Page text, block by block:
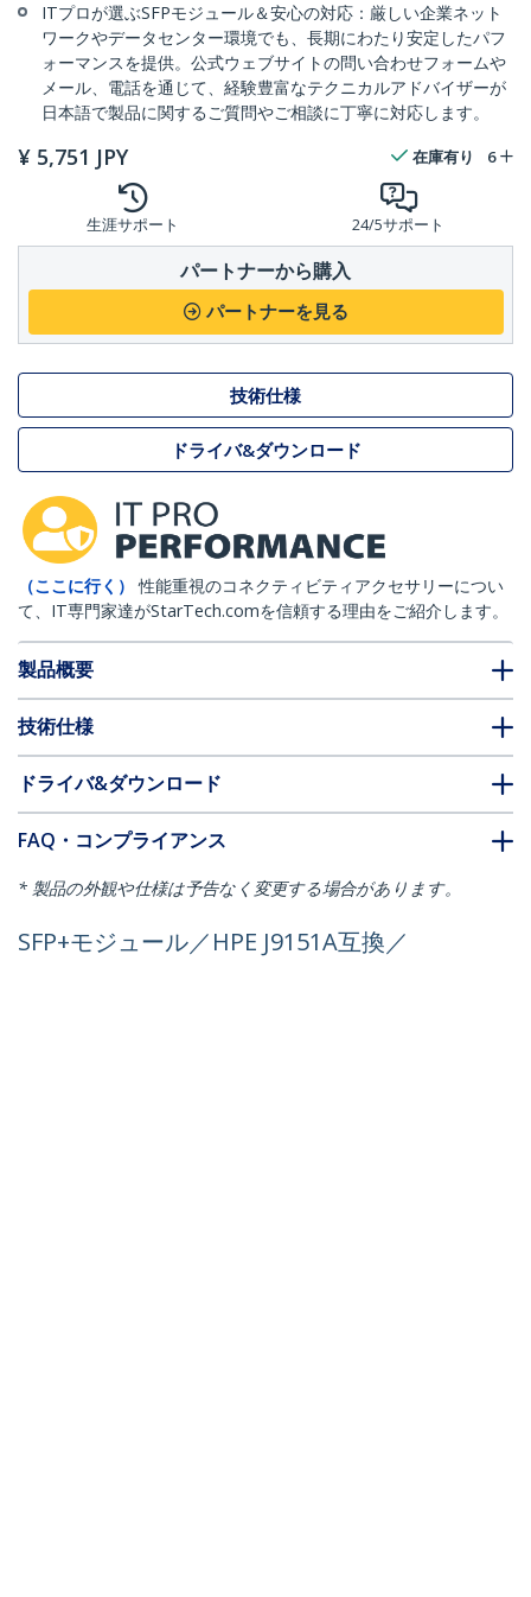
ITプロが選ぶSFPモジュール＆安心の対応：厳しい企業ネット
ワークやデータセンター環境でも、長期にわたり安定したパフ
ォーマンスを提供。公式ウェブサイトの問い合わせフォームや
メール、電話を通じて、経験豊富なテクニカルアドバイザーが
日本語で製品に関するご質問やご相談に丁寧に対応します。
¥ 5,751 JPY 在庫有り 6
生涯サポート 24/5サポート
パートナーから購入
パートナーを見る
技術仕様
ドライバ&ダウンロード
（ここに行く）
性能重視のコネクティビティアクセサリーについ
て、IT専門家達がStarTech.comを信頼する理由をご紹介します。
製品概要
技術仕様
ドライバ&ダウンロード
FAQ・コンプライアンス
* 製品の外観や仕様は予告なく変更する場合があります。
SFP+モジュール／HPE J9151A互換／